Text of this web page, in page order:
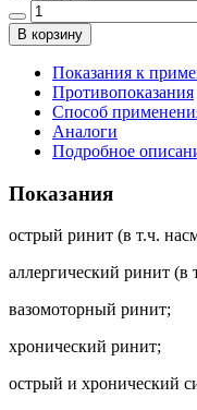
В корзину
Показания к
Противопоказания
Способ
Аналоги
Подробное
Показания
острый ринит (в т.ч.
аллергический ринит (в
вазомоторный ринит;
хронический ринит;
острый и хронический